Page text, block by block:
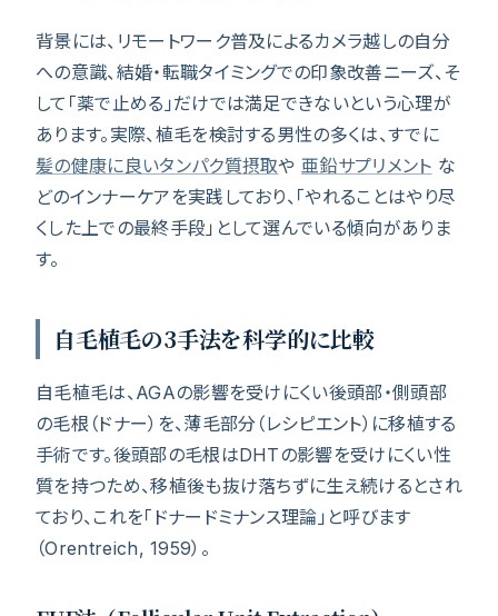
背景には、リモートワーク普及によるカメラ越しの自分
への意識、結婚・転職タイミングでの印象改善ニーズ、そ
して「薬で止める」だけでは満足できないという心理が
あります。実際、植毛を検討する男性の多くは、すでに
髪の健康に良いタンパク質摂取や亜鉛サプリメント な
どのインナーケアを実践しており、「やれることはやり尽
くした上での最終手段」として選んでいる傾向がありま
す。
自毛植毛の3手法を科学的に比較
自毛植毛は、AGAの影響を受けにくい後頭部・側頭部
の毛根（ドナー）を、薄毛部分（レシピエント）に移植する
手術です。後頭部の毛根はDHTの影響を受けにくい性
質を持つため、移植後も抜け落ちずに生え続けるとされ
ており、これを「ドナードミナンス理論」と呼びます
（Orentreich, 1959）。